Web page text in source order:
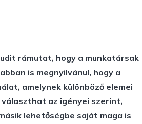
rámutat, hogy a munkatársak
is megnyilvánul, hogy a
amelynek különböző elemei
választhat az igényei szerint,
lehetőségbe saját maga is